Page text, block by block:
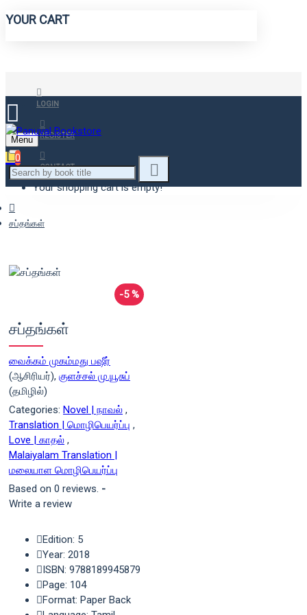
YOUR CART
LOGIN
REGISTER
CONTACT
Menu
0
Your shopping cart is empty!
சப்தங்கள்
-5 %
சப்தங்கள்
வைக்கம் முகம்மது பஷீர்
(ஆசிரியர்), குளச்சல் மு.யூசுப்
(தமிழில்)
Categories: Novel | நாவல் ,
Translation | மொழிபெயர்ப்பு ,
Love | காதல் ,
Malaiyalam Translation |
மலையாள மொழிபெயர்ப்பு
Based on 0 reviews. -
Write a review
Edition: 5
Year: 2018
ISBN: 9788189945879
Page: 104
Format: Paper Back